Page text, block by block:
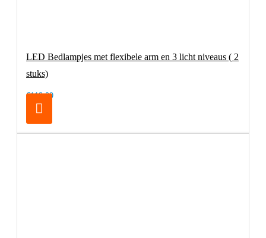
LED Bedlampjes met flexibele arm en 3 licht niveaus ( 2
stuks)
€119,00